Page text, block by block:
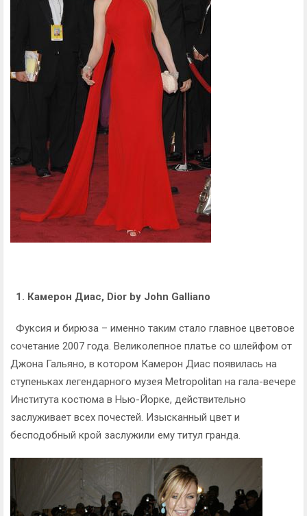
1. Камерон Диас, Dior by John Galliano
Фуксия и бирюза – именно таким стало главное цветовое
сочетание 2007 года. Великолепное платье со шлейфом от
Джона Гальяно, в котором Камерон Диас появилась на
ступеньках легендарного музея Metropolitan на гала-вечере
Института костюма в Нью-Йорке, действительно
заслуживает всех почестей. Изысканный цвет и
бесподобный крой заслужили ему титул гранда.